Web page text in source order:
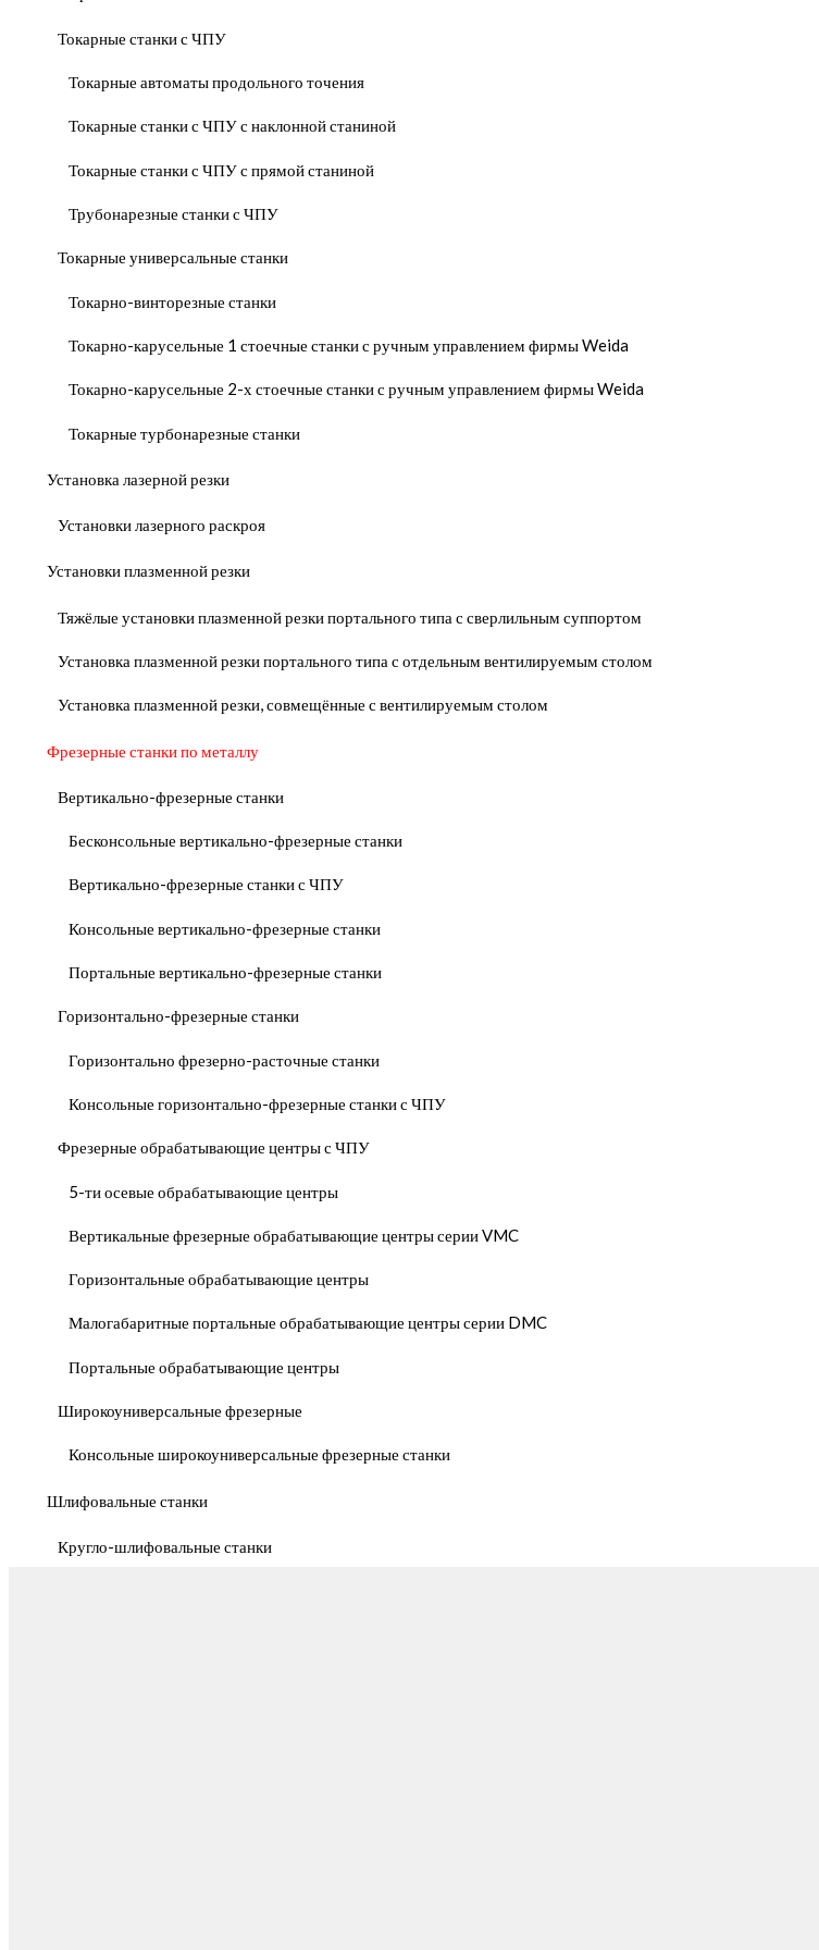
Токарные станки с ЧПУ
Токарные автоматы продольного точения
Токарные станки с ЧПУ с наклонной станиной
Токарные станки с ЧПУ с прямой станиной
Трубонарезные станки с ЧПУ
Токарные универсальные станки
Токарно-винторезные станки
Токарно-карусельные 1 стоечные станки с ручным управлением фирмы Weida
Токарно-карусельные 2-х стоечные станки с ручным управлением фирмы Weida
Токарные турбонарезные станки
Установка лазерной резки
Установки лазерного раскроя
Установки плазменной резки
Тяжёлые установки плазменной резки портального типа с сверлильным суппортом
Установка плазменной резки портального типа с отдельным вентилируемым столом
Установка плазменной резки, совмещённые с вентилируемым столом
Фрезерные станки по металлу
Вертикально-фрезерные станки
Бесконсольные вертикально-фрезерные станки
Вертикально-фрезерные станки с ЧПУ
Консольные вертикально-фрезерные станки
Портальные вертикально-фрезерные станки
Горизонтально-фрезерные станки
Горизонтально фрезерно-расточные станки
Консольные горизонтально-фрезерные станки с ЧПУ
Фрезерные обрабатывающие центры с ЧПУ
5-ти осевые обрабатывающие центры
Вертикальные фрезерные обрабатывающие центры серии VMC
Горизонтальные обрабатывающие центры
Малогабаритные портальные обрабатывающие центры серии DMC
Портальные обрабатывающие центры
Широкоуниверсальные фрезерные
Консольные широкоуниверсальные фрезерные станки
Шлифовальные станки
Кругло-шлифовальные станки